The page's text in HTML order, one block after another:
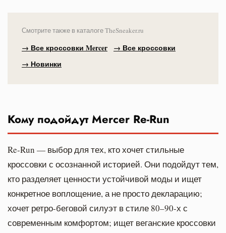
Смотрите также в каталоге TheSneaker.ru
→ Все кроссовки Mercer
→ Все кроссовки
→ Новинки
Кому подойдут Mercer Re-Run
Re-Run — выбор для тех, кто хочет стильные
кроссовки с осознанной историей. Они подойдут тем,
кто разделяет ценности устойчивой моды и ищет
конкретное воплощение, а не просто декларацию;
хочет ретро-беговой силуэт в стиле 80–90-х с
современным комфортом; ищет веганские кроссовки